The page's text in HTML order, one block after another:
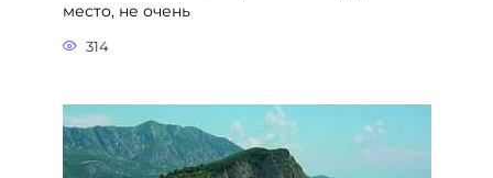
место, не очень
314